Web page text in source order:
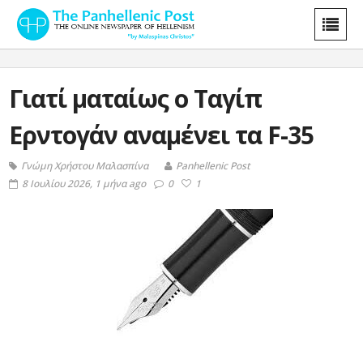
Γιατί ματαίως ο Ταγίπ
Ερντογάν αναμένει τα F-35
Γνώμη Χρήστου Μαλασπίνα
Panhellenic Post
8 Ιουλίου 2026, 1 μήνα ago
0 1